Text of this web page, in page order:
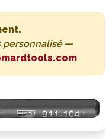
personnalisé—